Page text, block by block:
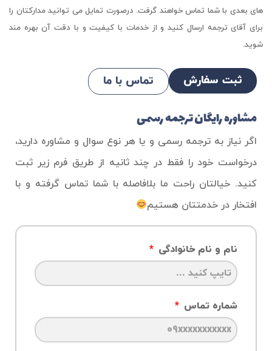
های بعدی با شما تماس خواهند گرفت. درصورت تمایل می توانید مدارکتان را
برای آقای ترجمه ارسال کنید و از خدمات با کیفیت و با دقت آن بهره مند
شوید.
ثبت سفارش تماس با ما
مشاوره رایگان ترجمه رسمی
اگر نیاز به ترجمه رسمی و یا هر نوع سوال و مشاوره دارید،
درخواست خود را فقط در چند ثانیه از طریق فرم زیر ثبت
کنید. خیالتان راحت ما بلافاصله با شما تماس گرفته و با
افتخار در خدمتتان هستیم
نام و نام خانوادگی
شماره تماس